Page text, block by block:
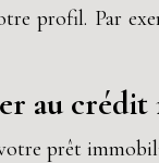
profil. Par
au
prêt